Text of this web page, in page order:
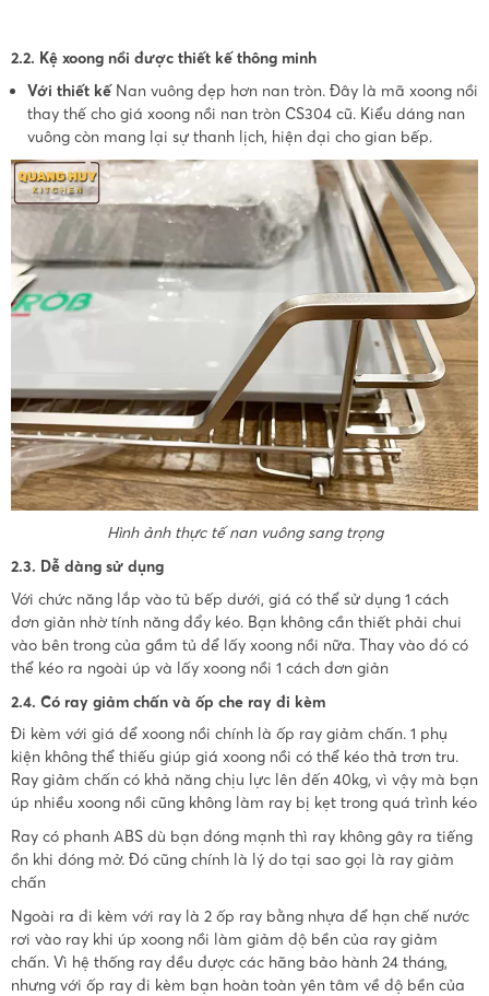
2.2. Kệ xoong nồi được thiết kế thông minh
Với thiết kế Nan vuông đẹp hơn nan tròn. Đây là mã xoong nồi
thay thế cho giá xoong nồi nan tròn CS304 cũ. Kiểu dáng nan
vuông còn mang lại sự thanh lịch, hiện đại cho gian bếp.
Hình ảnh thực tế nan vuông sang trọng
2.3. Dễ dàng sử dụng
Với chức năng lắp vào tủ bếp dưới, giá có thể sử dụng 1 cách
đơn giản nhờ tính năng đẩy kéo. Bạn không cần thiết phải chui
vào bên trong của gầm tủ để lấy xoong nồi nữa. Thay vào đó có
thể kéo ra ngoài úp và lấy xoong nồi 1 cách đơn giản
2.4. Có ray giảm chấn và ốp che ray đi kèm
Đi kèm với giá để xoong nồi chính là ốp ray giảm chấn. 1 phụ
kiện không thể thiếu giúp giá xoong nồi có thể kéo thả trơn tru.
Ray giảm chấn có khả năng chịu lực lên đến 40kg, vì vậy mà bạn
úp nhiều xoong nồi cũng không làm ray bị kẹt trong quá trình kéo
Ray có phanh ABS dù bạn đóng mạnh thì ray không gây ra tiếng
ồn khi đóng mở. Đó cũng chính là lý do tại sao gọi là ray giảm
chấn
Ngoài ra đi kèm với ray là 2 ốp ray bằng nhựa để hạn chế nước
rơi vào ray khi úp xoong nồi làm giảm độ bền của ray giảm
chấn. Vì hệ thống ray đều được các hãng bảo hành 24 tháng,
nhưng với ốp ray đi kèm bạn hoàn toàn yên tâm về độ bền của